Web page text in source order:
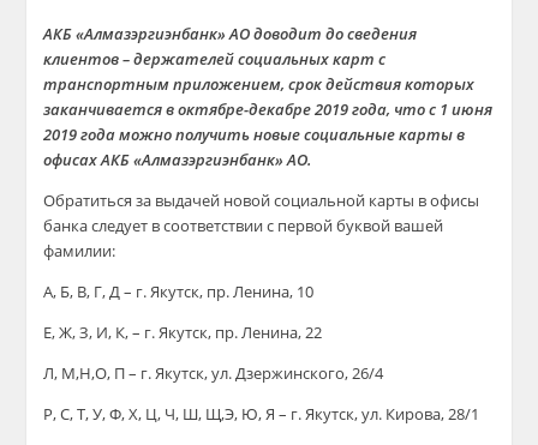
АКБ «Алмазэргиэнбанк» АО доводит до сведения
клиентов – держателей социальных карт с
транспортным приложением, срок действия которых
заканчивается в октябре-декабре 2019 года, что с 1 июня
2019 года можно получить новые социальные карты в
офисах АКБ «Алмазэргиэнбанк» АО.
Обратиться за выдачей новой социальной карты в офисы
банка следует в соответствии с первой буквой вашей
фамилии:
А, Б, В, Г, Д – г. Якутск, пр. Ленина, 10
Е, Ж, З, И, К, – г. Якутск, пр. Ленина, 22
Л, М,Н,О, П – г. Якутск, ул. Дзержинского, 26/4
Р, С, Т, У, Ф, Х, Ц, Ч, Ш, Щ,Э, Ю, Я – г. Якутск, ул. Кирова, 28/1